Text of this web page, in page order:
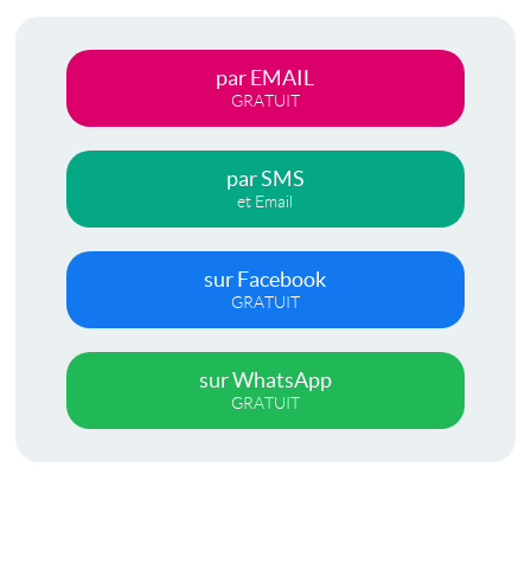
par EMAIL
GRATUIT
par SMS
et Email
sur Facebook
GRATUIT
sur WhatsApp
GRATUIT